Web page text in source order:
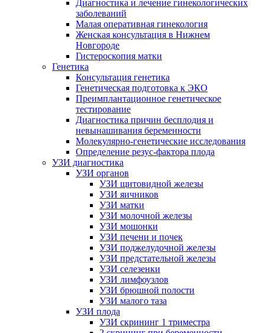
Диагностика и лечение гинекологических
заболеваний
Малая оперативная гинекология
Женская консультация в Нижнем
Новгороде
Гистероскопия матки
Генетика
Консультация генетика
Генетическая подготовка к ЭКО
Преимплантационное генетическое
тестирование
Диагностика причин бесплодия и
невынашивания беременности
Молекулярно-генетические исследования
Определение резус-фактора плода
УЗИ диагностика
УЗИ органов
УЗИ щитовидной железы
УЗИ яичников
УЗИ матки
УЗИ молочной железы
УЗИ мошонки
УЗИ печени и почек
УЗИ поджелудочной железы
УЗИ предстательной железы
УЗИ селезенки
УЗИ лимфоузлов
УЗИ брюшной полости
УЗИ малого таза
УЗИ плода
УЗИ скрининг 1 триместра